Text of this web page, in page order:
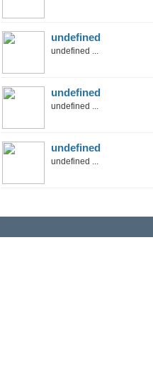
undefined
undefined ...
undefined
undefined ...
undefined
undefined ...